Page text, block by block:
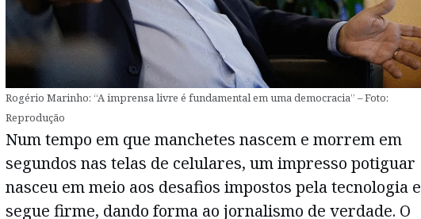
Rogério Marinho: “A imprensa livre é fundamental em uma democracia” – Foto:
Reprodução
Num tempo em que manchetes nascem e morrem em
segundos nas telas de celulares, um impresso potiguar
nasceu em meio aos desafios impostos pela tecnologia e
segue firme, dando forma ao jornalismo de verdade. O